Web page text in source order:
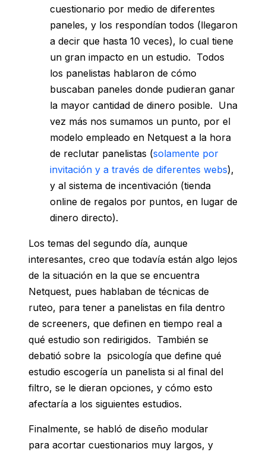
cuestionario por medio de diferentes
paneles, y los respondían todos (llegaron
a decir que hasta 10 veces), lo cual tiene
un gran impacto en un estudio. Todos
los panelistas hablaron de cómo
buscaban paneles donde pudieran ganar
la mayor cantidad de dinero posible. Una
vez más nos sumamos un punto, por el
modelo empleado en Netquest a la hora
de reclutar panelistas (solamente por
invitación y a través de diferentes webs),
y al sistema de incentivación (tienda
online de regalos por puntos, en lugar de
dinero directo).
Los temas del segundo día, aunque
interesantes, creo que todavía están algo lejos
de la situación en la que se encuentra
Netquest, pues hablaban de técnicas de
ruteo, para tener a panelistas en fila dentro
de screeners, que definen en tiempo real a
qué estudio son redirigidos. También se
debatió sobre la psicología que define qué
estudio escogería un panelista si al final del
filtro, se le dieran opciones, y cómo esto
afectaría a los siguientes estudios.
Finalmente, se habló de diseño modular
para acortar cuestionarios muy largos, y